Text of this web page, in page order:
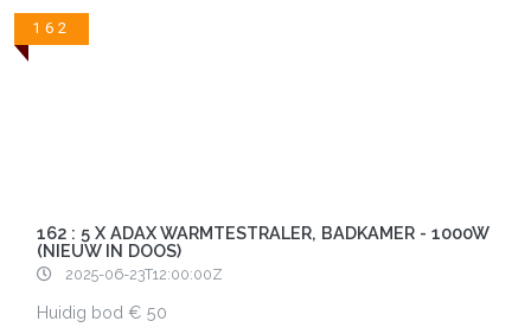
162
162 : 5 X ADAX WARMTESTRALER, BADKAMER - 1000W
(NIEUW IN DOOS)
2025-06-23T12:00:00Z
Huidig bod
50